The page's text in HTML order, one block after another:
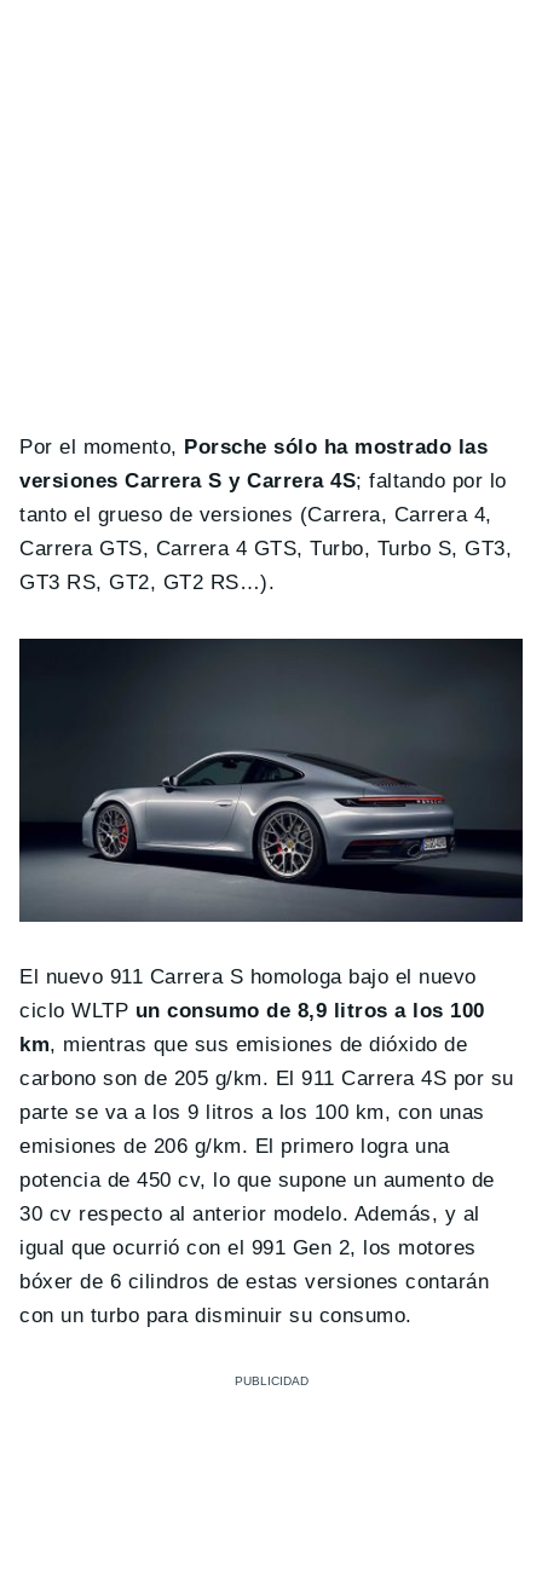
Por el momento, Porsche sólo ha mostrado las
versiones Carrera S y Carrera 4S; faltando por lo
tanto el grueso de versiones (Carrera, Carrera 4,
Carrera GTS, Carrera 4 GTS, Turbo, Turbo S, GT3,
GT3 RS, GT2, GT2 RS…).
El nuevo 911 Carrera S homologa bajo el nuevo
ciclo WLTP un consumo de 8,9 litros a los 100
km, mientras que sus emisiones de dióxido de
carbono son de 205 g/km. El 911 Carrera 4S por su
parte se va a los 9 litros a los 100 km, con unas
emisiones de 206 g/km. El primero logra una
potencia de 450 cv, lo que supone un aumento de
30 cv respecto al anterior modelo. Además, y al
igual que ocurrió con el 991 Gen 2, los motores
bóxer de 6 cilindros de estas versiones contarán
con un turbo para disminuir su consumo.